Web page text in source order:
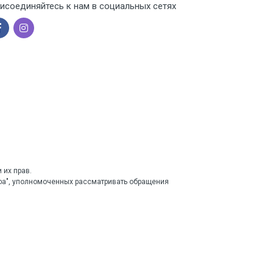
к нам в социальных сетях
прав.
уполномоченных рассматривать обращения